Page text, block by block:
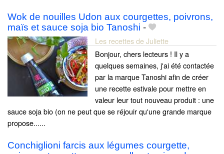
Wok de nouilles Udon aux courgettes, poivrons,
maïs et sauce soja bio Tanoshi -
Les recettes de Juliette
Bonjour, chers lecteurs ! Il y a
quelques semaines, j'ai été contactée
par la marque Tanoshi afin de créer
une recette estivale pour mettre en
valeur leur tout nouveau produit : une
sauce soja bio (on ne peut que se réjouir qu'une grande marque
propose......
Conchiglioni farcis aux légumes courgette,